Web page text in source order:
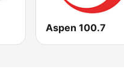
Aspen 100.7